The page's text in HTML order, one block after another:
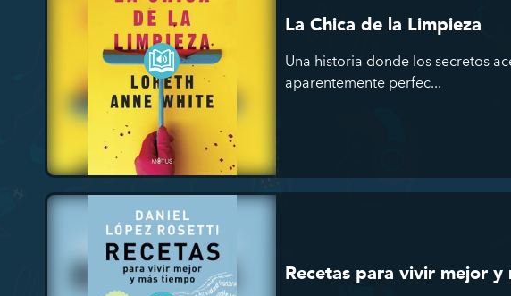
La Chica de la Limpieza
Una historia donde los secretos
aparentemente perfec...
Recetas para vivir mejor y